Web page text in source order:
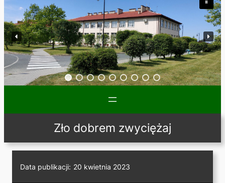
Zło dobrem zwyciężaj
Data publikacji: 20 kwietnia 2023